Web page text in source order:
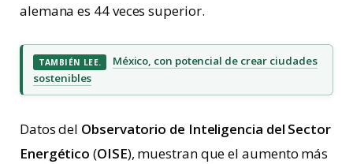
alemana es 44 veces superior.
TAMBIÉN LEE.
México, con potencial de crear ciudades
sostenibles
Datos del Observatorio de Inteligencia del Sector
Energético (OISE), muestran que el aumento más